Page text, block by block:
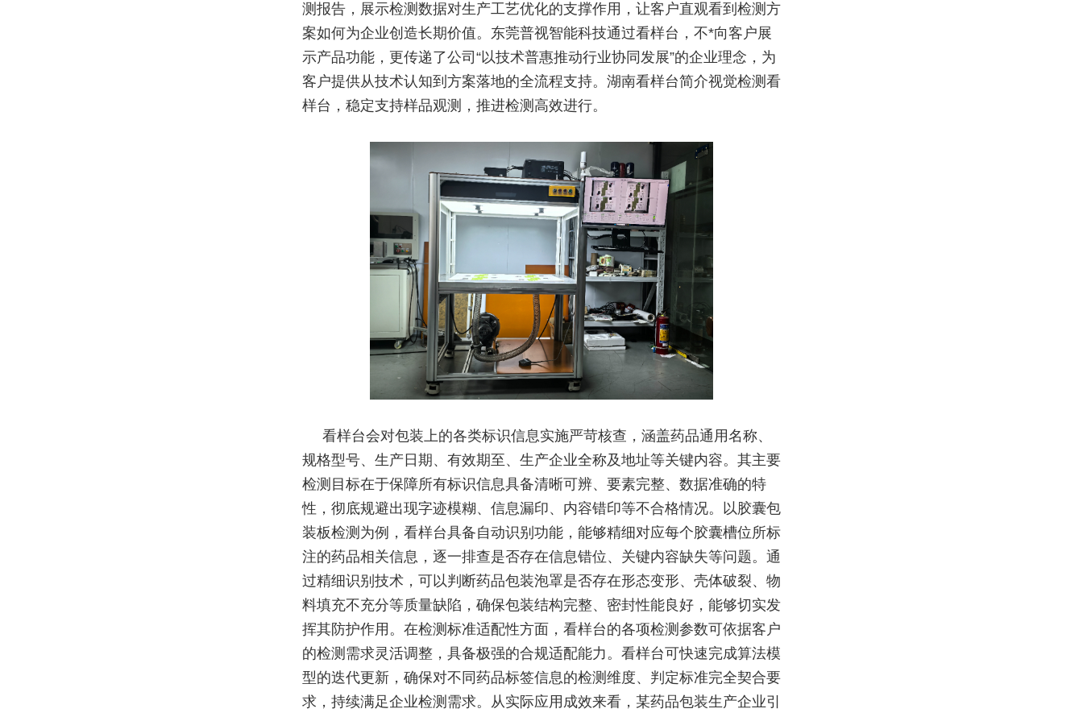
测报告，展示检测数据对生产工艺优化的支撑作用，让客户直观看到检测方
案如何为企业创造长期价值。东莞普视智能科技通过看样台，不*向客户展
示产品功能，更传递了公司“以技术普惠推动行业协同发展”的企业理念，为
客户提供从技术认知到方案落地的全流程支持。湖南看样台简介视觉检测看
样台，稳定支持样品观测，推进检测高效进行。
看样台会对包装上的各类标识信息实施严苛核查，涵盖药品通用名称、
规格型号、生产日期、有效期至、生产企业全称及地址等关键内容。其主要
检测目标在于保障所有标识信息具备清晰可辨、要素完整、数据准确的特
性，彻底规避出现字迹模糊、信息漏印、内容错印等不合格情况。以胶囊包
装板检测为例，看样台具备自动识别功能，能够精细对应每个胶囊槽位所标
注的药品相关信息，逐一排查是否存在信息错位、关键内容缺失等问题。通
过精细识别技术，可以判断药品包装泡罩是否存在形态变形、壳体破裂、物
料填充不充分等质量缺陷，确保包装结构完整、密封性能良好，能够切实发
挥其防护作用。在检测标准适配性方面，看样台的各项检测参数可依据客户
的检测需求灵活调整，具备极强的合规适配能力。看样台可快速完成算法模
型的迭代更新，确保对不同药品标签信息的检测维度、判定标准完全契合要
求，持续满足企业检测需求。从实际应用成效来看，某药品包装生产企业引